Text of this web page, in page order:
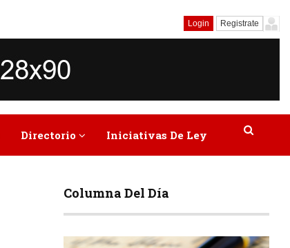
Login Registrate
Directorio Iniciativas De Ley
Columna Del Día